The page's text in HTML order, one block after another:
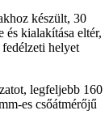
készült, 30
és kialakítása eltér,
fedélzeti helyet
legfeljebb 160
es csőátmérőjű